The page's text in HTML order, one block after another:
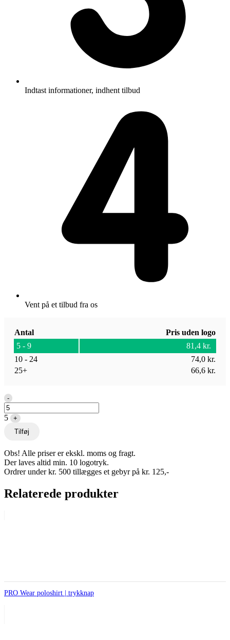
Indtast informationer, indhent tilbud
Vent på et tilbud fra os
Antal
Pris uden logo
5 - 9
81,4 kr.
10 - 24
74,0 kr.
25+
66,6 kr.
Quantity
-
5
+
Tilføj
Obs! Alle priser er ekskl. moms og fragt.
Der laves altid min. 10 logotryk.
Ordrer under kr. 500 tillægges et gebyr på kr. 125,-
Relaterede produkter
PRO Wear poloshirt | trykknap